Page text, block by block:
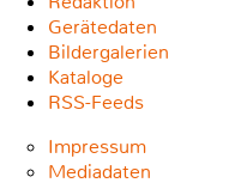
Gerätedaten
Bildergalerien
Kataloge
RSS-Feeds
Impressum
Mediadaten